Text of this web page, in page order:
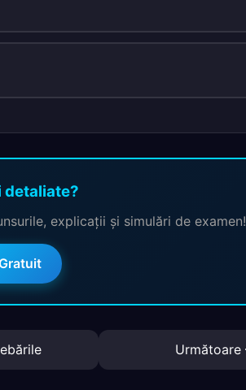
explicații și simulări de examen!
Următoare